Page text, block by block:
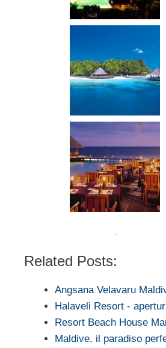
Related Posts:
Angsana Velavaru
Halaveli Resort -
Resort Beach House
Maldive, il paradiso